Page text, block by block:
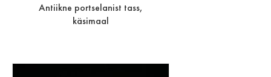
Antiikne portselanist tass,
käsimaal